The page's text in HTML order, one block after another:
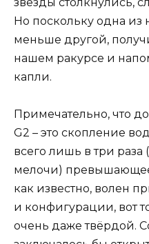
Но поскольку одна из
меньше другой,
нашем ракурсе и
капли.
Примечательно, что
G2 – это скопление
всего лишь в три
мелочи)
как известно, волен
и конфигурации, вот
очень даже твёрдой.